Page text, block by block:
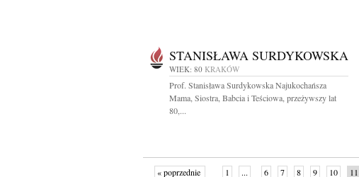
STANISŁAWA SURDYKOWSKA
WIEK: 80 KRAKÓW
Prof. Stanisława Surdykowska Najukochańsza
Mama, Siostra, Babcia i Teściowa, przeżywszy lat
80,...
« poprzednie 1 ... 6 7 8 9 10 11